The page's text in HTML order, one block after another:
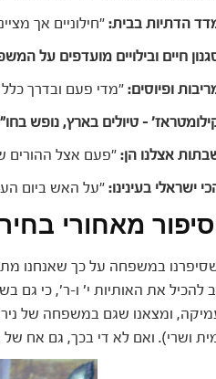
הדתיות בבית: "חילוניים אך
חיים ובילויים מועדפים על
ופיוסים: "מדי פעם ובדרך
– טיולים בארץ, נופש
אצלנו הן: "פעם אצל ההורים
ישראלי בעינינו: "על האש ביום
מאחורי
להכיל את האותיות י' ו-ר', כי גם
ומצאנו שגם במשפחה של
ושרי). ואם לא די בכך, גם אח של